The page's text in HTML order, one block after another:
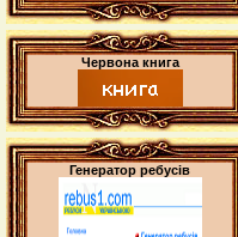
Червона книга
Генератор ребусів